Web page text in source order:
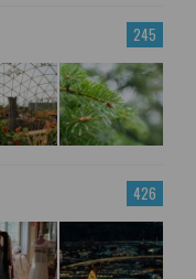
245
426